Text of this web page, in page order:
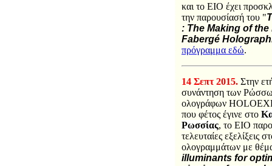
και το ΕΙΟ έχει
την παρουσίασή του "
: The Making of
Fabergé
πρόγραμμα εδώ.
14 Σεπτ 2015. Στην
συνάντηση των
ολογράφων
που φέτος έγινε στο
Ρωσσίας, το ΕΙΟ
τελευταίες εξελίξεις
ολογραμμάτων με
illuminants for